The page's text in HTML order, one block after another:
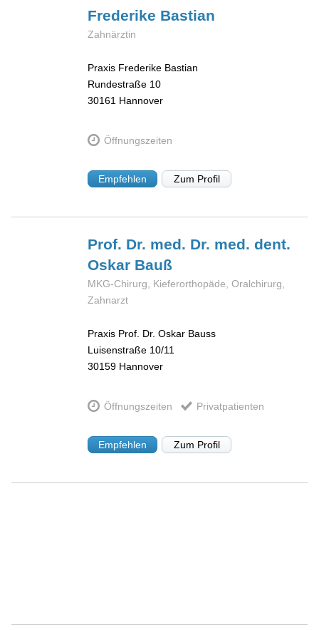
Frederike Bastian
Zahnärztin
Praxis Frederike Bastian
Rundestraße 10
30161 Hannover
Öffnungszeiten
Empfehlen Zum Profil
Prof. Dr. med. Dr. med. dent.
Oskar Bauß
MKG-Chirurg, Kieferorthopäde, Oralchirurg,
Zahnarzt
Praxis Prof. Dr. Oskar Bauss
Luisenstraße 10/11
30159 Hannover
Öffnungszeiten Privatpatienten
Empfehlen Zum Profil